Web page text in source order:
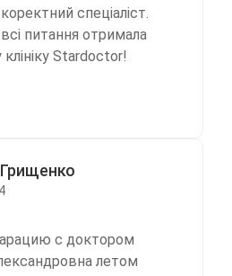
спеціаліст.
всі питання отримала
клініку Stardoctor!
с доктором
летом